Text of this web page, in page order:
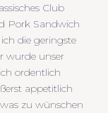
Club
Pork Sandwich
die geringste
wurde unser
ordentlich
appetitlich
zu wünschen